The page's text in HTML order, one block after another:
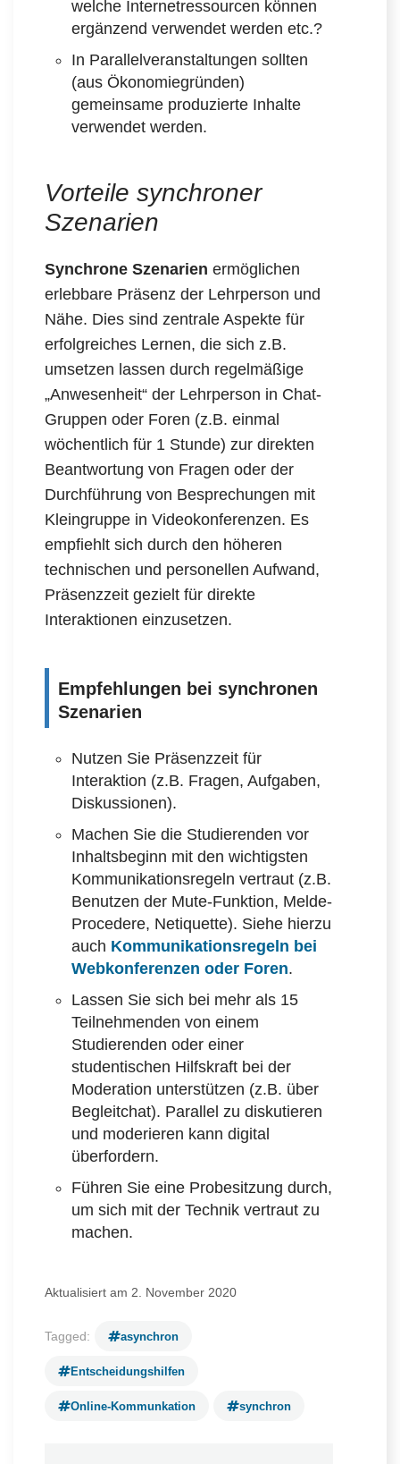
welche Internetressourcen können
ergänzend verwendet werden etc.?
In Parallelveranstaltungen sollten
(aus Ökonomiegründen)
gemeinsame produzierte Inhalte
verwendet werden.
Vorteile synchroner
Szenarien
Synchrone Szenarien ermöglichen
erlebbare Präsenz der Lehrperson und
Nähe. Dies sind zentrale Aspekte für
erfolgreiches Lernen, die sich z.B.
umsetzen lassen durch regelmäßige
„Anwesenheit“ der Lehrperson in Chat-
Gruppen oder Foren (z.B. einmal
wöchentlich für 1 Stunde) zur direkten
Beantwortung von Fragen oder der
Durchführung von Besprechungen mit
Kleingruppe in Videokonferenzen. Es
empfiehlt sich durch den höheren
technischen und personellen Aufwand,
Präsenzzeit gezielt für direkte
Interaktionen einzusetzen.
Empfehlungen bei synchronen
Szenarien
Nutzen Sie Präsenzzeit für
Interaktion (z.B. Fragen, Aufgaben,
Diskussionen).
Machen Sie die Studierenden vor
Inhaltsbeginn mit den wichtigsten
Kommunikationsregeln vertraut (z.B.
Benutzen der Mute-Funktion, Melde-
Procedere, Netiquette). Siehe hierzu
auch Kommunikationsregeln bei
Webkonferenzen oder Foren.
Lassen Sie sich bei mehr als 15
Teilnehmenden von einem
Studierenden oder einer
studentischen Hilfskraft bei der
Moderation unterstützen (z.B. über
Begleitchat). Parallel zu diskutieren
und moderieren kann digital
überfordern.
Führen Sie eine Probesitzung durch,
um sich mit der Technik vertraut zu
machen.
Aktualisiert am 2. November 2020
Tagged: asynchron
Entscheidungshilfen
Online-Kommunkation synchron